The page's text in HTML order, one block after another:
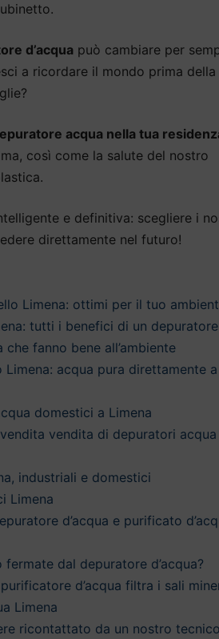
d’acqua può cambiare per
a ricordare il mondo prima della
acqua nella tua
così come la salute del nostro
e definitiva: scegliere i
direttamente nel futuro!
Limena: ottimi per il tuo
tutti i benefici di un depuratore
fanno bene all’ambiente
acqua pura direttamente a
domestici a Limena
vendita di depuratori acqua
industriali e domestici
Limena
d’acqua e purificato
dal depuratore d’acqua?
d’acqua filtra i sali
Limena
ricontattato da un nostro tecnico